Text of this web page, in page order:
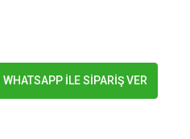
WHATSAPP İLE SİPARİŞ VER